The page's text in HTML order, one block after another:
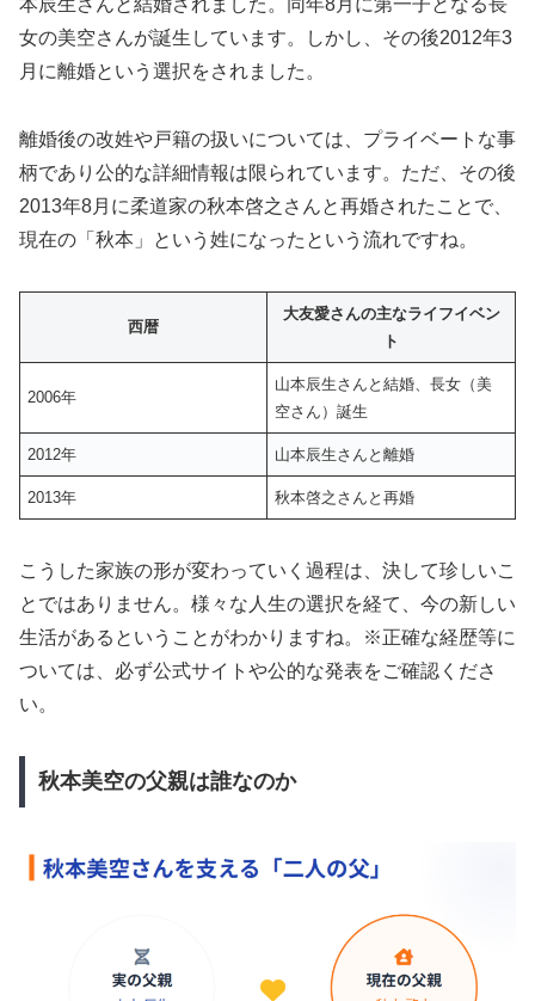
本辰生さんと結婚されました。同年8月に第一子となる長
女の美空さんが誕生しています。しかし、その後2012年3
月に離婚という選択をされました。
離婚後の改姓や戸籍の扱いについては、プライベートな事
柄であり公的な詳細情報は限られています。ただ、その後
2013年8月に柔道家の秋本啓之さんと再婚されたことで、
現在の「秋本」という姓になったという流れですね。
西暦
大友愛さんの主なライフイベン
ト
2006年
山本辰生さんと結婚、長女（美
空さん）誕生
2012年 山本辰生さんと離婚
2013年 秋本啓之さんと再婚
こうした家族の形が変わっていく過程は、決して珍しいこ
とではありません。様々な人生の選択を経て、今の新しい
生活があるということがわかりますね。※正確な経歴等に
ついては、必ず公式サイトや公的な発表をご確認くださ
い。
秋本美空の父親は誰なのか